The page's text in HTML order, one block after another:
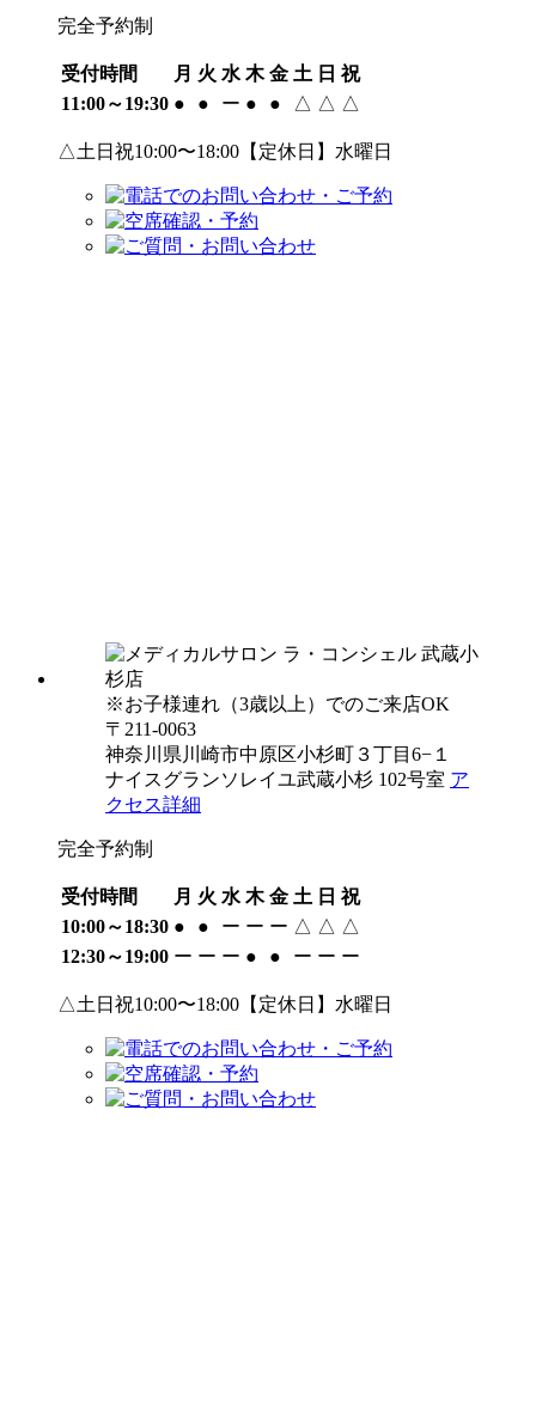
完全予約制
受付時間 月 火 水 木 金 土 日 祝
11:00～19:30 ● ● ー ● ● △ △ △
△土日祝10:00〜18:00【定休日】水曜日
※お子様連れ（3歳以上）でのご来店OK
〒211-0063
神奈川県川崎市中原区小杉町３丁目6−１
ナイスグランソレイユ武蔵小杉 102号室 ア
クセス詳細
完全予約制
受付時間 月 火 水 木 金 土 日 祝
10:00～18:30 ● ● ー ー ー △ △ △
12:30～19:00 ー ー ー ● ● ー ー ー
△土日祝10:00〜18:00【定休日】水曜日